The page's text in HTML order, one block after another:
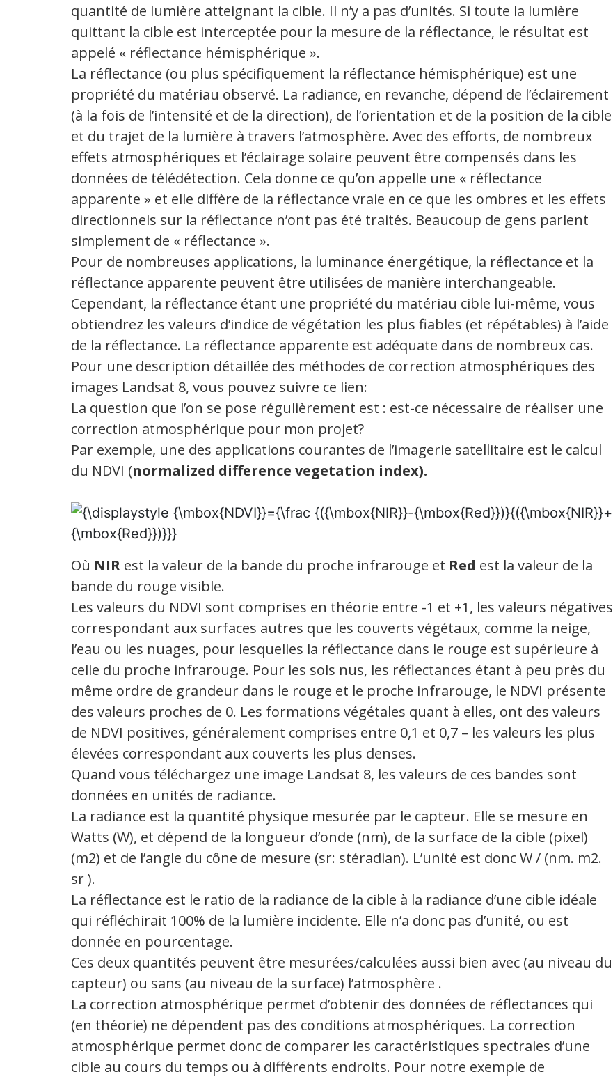
quantité de lumière atteignant la cible. Il n’y a pas d’unités. Si toute la lumière
quittant la cible est interceptée pour la mesure de la réflectance, le résultat est
appelé « réflectance hémisphérique ».
La réflectance (ou plus spécifiquement la réflectance hémisphérique) est une
propriété du matériau observé. La radiance, en revanche, dépend de l’éclairement
(à la fois de l’intensité et de la direction), de l’orientation et de la position de la cible
et du trajet de la lumière à travers l’atmosphère. Avec des efforts, de nombreux
effets atmosphériques et l’éclairage solaire peuvent être compensés dans les
données de télédétection. Cela donne ce qu’on appelle une « réflectance
apparente » et elle diffère de la réflectance vraie en ce que les ombres et les effets
directionnels sur la réflectance n’ont pas été traités. Beaucoup de gens parlent
simplement de « réflectance ».
Pour de nombreuses applications, la luminance énergétique, la réflectance et la
réflectance apparente peuvent être utilisées de manière interchangeable.
Cependant, la réflectance étant une propriété du matériau cible lui-même, vous
obtiendrez les valeurs d’indice de végétation les plus fiables (et répétables) à l’aide
de la réflectance. La réflectance apparente est adéquate dans de nombreux cas.
Pour une description détaillée des méthodes de correction atmosphériques des
images Landsat 8, vous pouvez suivre ce lien:
La question que l’on se pose régulièrement est : est-ce nécessaire de réaliser une
correction atmosphérique pour mon projet?
Par exemple, une des applications courantes de l’imagerie satellitaire est le calcul
du NDVI (normalized difference vegetation index).
Où NIR est la valeur de la bande du proche infrarouge et Red est la valeur de la
bande du rouge visible.
Les valeurs du NDVI sont comprises en théorie entre -1 et +1, les valeurs négatives
correspondant aux surfaces autres que les couverts végétaux, comme la neige,
l’eau ou les nuages, pour lesquelles la réflectance dans le rouge est supérieure à
celle du proche infrarouge. Pour les sols nus, les réflectances étant à peu près du
même ordre de grandeur dans le rouge et le proche infrarouge, le NDVI présente
des valeurs proches de 0. Les formations végétales quant à elles, ont des valeurs
de NDVI positives, généralement comprises entre 0,1 et 0,7 – les valeurs les plus
élevées correspondant aux couverts les plus denses.
Quand vous téléchargez une image Landsat 8, les valeurs de ces bandes sont
données en unités de radiance.
La radiance est la quantité physique mesurée par le capteur. Elle se mesure en
Watts (W), et dépend de la longueur d’onde (nm), de la surface de la cible (pixel)
(m2) et de l’angle du cône de mesure (sr: stéradian). L’unité est donc W / (nm. m2.
sr ).
La réflectance est le ratio de la radiance de la cible à la radiance d’une cible idéale
qui réfléchirait 100% de la lumière incidente. Elle n’a donc pas d’unité, ou est
donnée en pourcentage.
Ces deux quantités peuvent être mesurées/calculées aussi bien avec (au niveau du
capteur) ou sans (au niveau de la surface) l’atmosphère .
La correction atmosphérique permet d’obtenir des données de réflectances qui
(en théorie) ne dépendent pas des conditions atmosphériques. La correction
atmosphérique permet donc de comparer les caractéristiques spectrales d’une
cible au cours du temps ou à différents endroits. Pour notre exemple de